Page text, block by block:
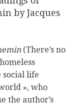
by Jacques
(There’s no
social life
», who
the author’s